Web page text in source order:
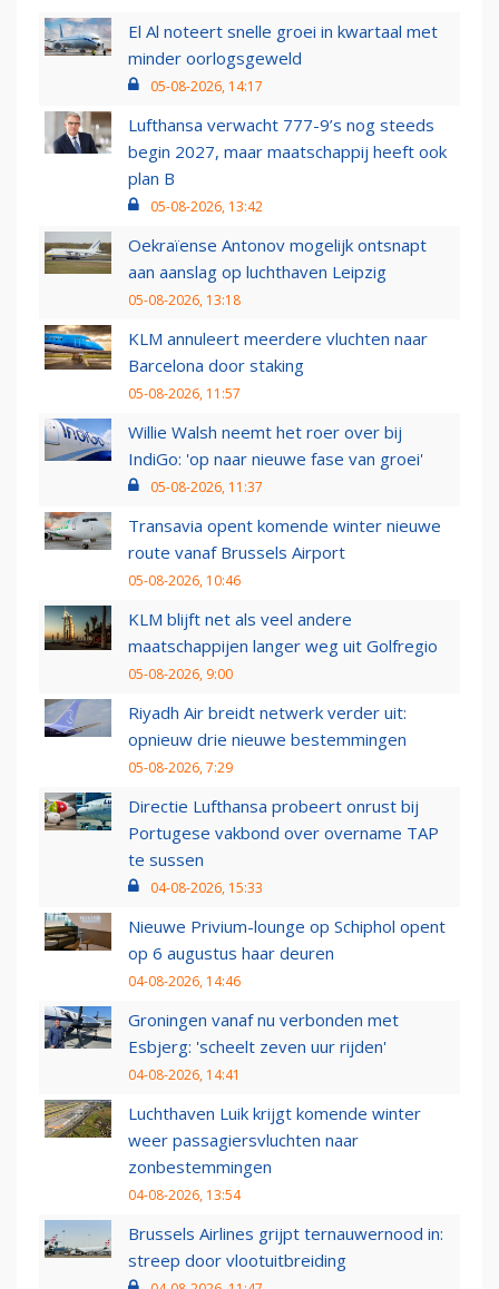
El Al noteert snelle groei in kwartaal met
minder oorlogsgeweld
05-08-2026, 14:17
Lufthansa verwacht 777-9’s nog steeds
begin 2027, maar maatschappij heeft ook
plan B
05-08-2026, 13:42
Oekraïense Antonov mogelijk ontsnapt
aan aanslag op luchthaven Leipzig
05-08-2026, 13:18
KLM annuleert meerdere vluchten naar
Barcelona door staking
05-08-2026, 11:57
Willie Walsh neemt het roer over bij
IndiGo: 'op naar nieuwe fase van groei'
05-08-2026, 11:37
Transavia opent komende winter nieuwe
route vanaf Brussels Airport
05-08-2026, 10:46
KLM blijft net als veel andere
maatschappijen langer weg uit Golfregio
05-08-2026, 9:00
Riyadh Air breidt netwerk verder uit:
opnieuw drie nieuwe bestemmingen
05-08-2026, 7:29
Directie Lufthansa probeert onrust bij
Portugese vakbond over overname TAP
te sussen
04-08-2026, 15:33
Nieuwe Privium-lounge op Schiphol opent
op 6 augustus haar deuren
04-08-2026, 14:46
Groningen vanaf nu verbonden met
Esbjerg: 'scheelt zeven uur rijden'
04-08-2026, 14:41
Luchthaven Luik krijgt komende winter
weer passagiersvluchten naar
zonbestemmingen
04-08-2026, 13:54
Brussels Airlines grijpt ternauwernood in:
streep door vlootuitbreiding